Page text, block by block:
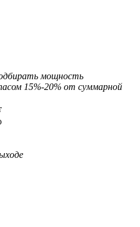
мощность
15%-20% от суммарной